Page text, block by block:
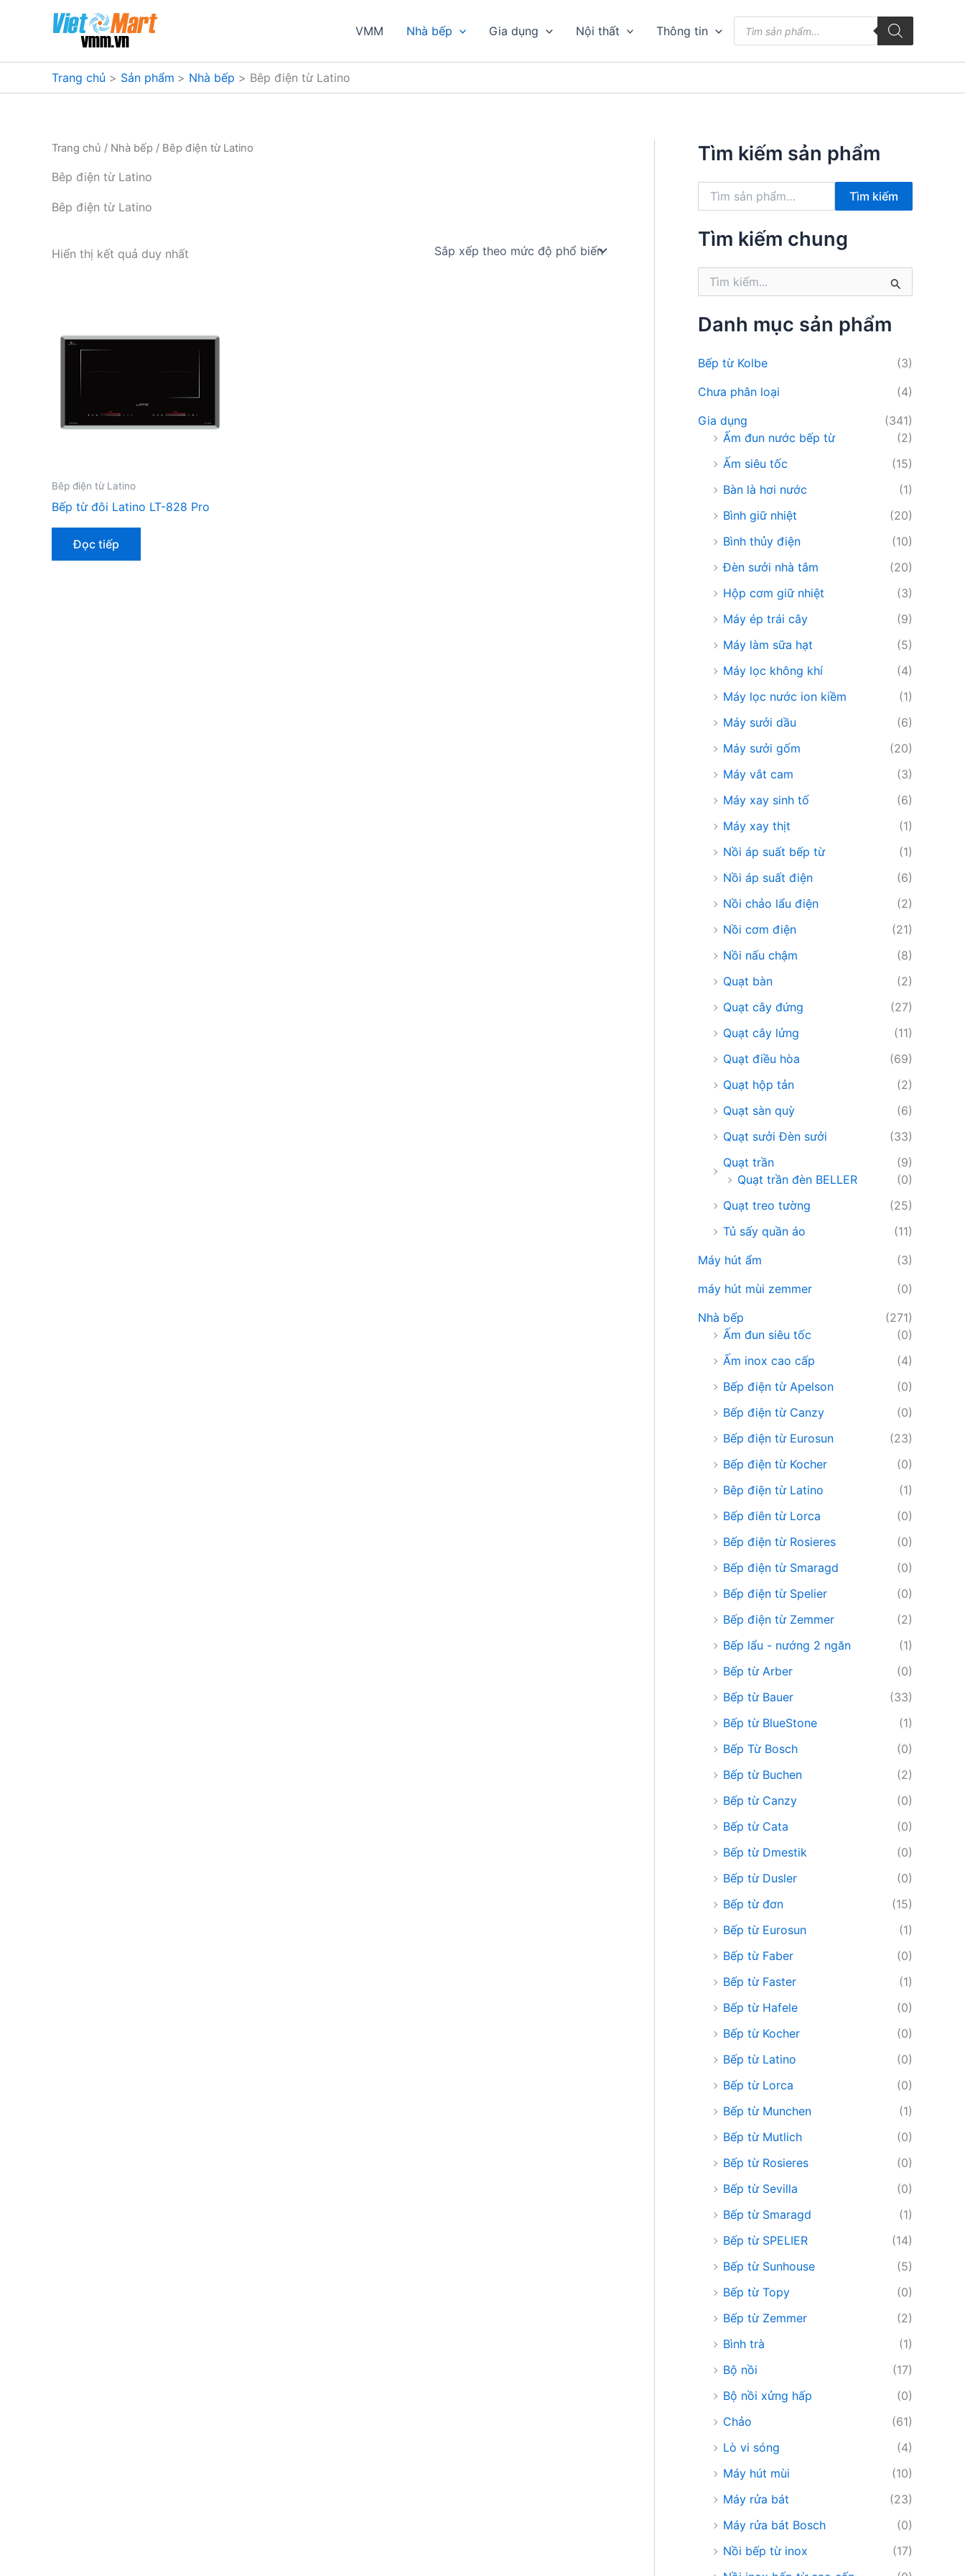
dung
VMM Nhà bếp Gia dụng Nội thất Thông tin
kiếm
phẩm
Trang chủ Sản phẩm Nhà bếp Bêp điện từ Latino
Trang chủ / Nhà bếp / Bêp điện từ Latino
Bêp điện từ Latino
Bêp điện từ Latino
Hiển thị kết quả duy nhất
Bêp điện từ Latino
Bếp từ đôi Latino LT-828 Pro
Đọc tiếp
Tìm kiếm sản phẩm
k
Tìm kiếm
Tìm kiếm chung
k
m
Danh mục sản phẩm
Bếp từ Kolbe
(3)
Chưa phân loại
(4)
Gia dụng
(341)
Ấm đun nước bếp từ
(2)
Ấm siêu tốc
(15)
Bàn là hơi nước
(1)
Bình giữ nhiệt
(20)
Bình thủy điện
(10)
Đèn sưởi nhà tắm
(20)
Hộp cơm giữ nhiệt
(3)
Máy ép trái cây
(9)
Máy làm sữa hạt
(5)
Máy lọc không khí
(4)
Máy lọc nước ion kiềm
(1)
Máy sưởi dầu
(6)
Máy sưởi gốm
(20)
Máy vắt cam
(3)
Máy xay sinh tố
(6)
Máy xay thịt
(1)
Nồi áp suất bếp từ
(1)
Nồi áp suất điện
(6)
Nồi chảo lẩu điện
(2)
Nồi cơm điện
(21)
Nồi nấu chậm
(8)
Quạt bàn
(2)
Quạt cây đứng
(27)
Quạt cây lửng
(11)
Quạt điều hòa
(69)
Quạt hộp tản
(2)
Quạt sàn quỳ
(6)
Quạt sưởi Đèn sưởi
(33)
Quạt trần
(9)
Quạt trần đèn BELLER
(0)
Quạt treo tường
(25)
Tủ sấy quần áo
(11)
Máy hút ẩm
(3)
máy hút mùi zemmer
(0)
Nhà bếp
(271)
Ấm đun siêu tốc
(0)
Ấm inox cao cấp
(4)
Bếp điện từ Apelson
(0)
Bếp điện từ Canzy
(0)
Bếp điện từ Eurosun
(23)
Bếp điện từ Kocher
(0)
Bêp điện từ Latino
(1)
Bếp điên từ Lorca
(0)
Bếp điện từ Rosieres
(0)
Bếp điện từ Smaragd
(0)
Bếp điện từ Spelier
(0)
Bếp điện từ Zemmer
(2)
Bếp lẩu - nướng 2 ngăn
(1)
Bếp từ Arber
(0)
Bếp từ Bauer
(33)
Bếp từ BlueStone
(1)
Bếp Từ Bosch
(0)
Bếp từ Buchen
(2)
Bếp từ Canzy
(0)
Bếp từ Cata
(0)
Bếp từ Dmestik
(0)
Bếp từ Dusler
(0)
Bếp từ đơn
(15)
Bếp từ Eurosun
(1)
Bếp từ Faber
(0)
Bếp từ Faster
(1)
Bếp từ Hafele
(0)
Bếp từ Kocher
(0)
Bếp từ Latino
(0)
Bếp từ Lorca
(0)
Bếp từ Munchen
(1)
Bếp từ Mutlich
(0)
Bếp từ Rosieres
(0)
Bếp từ Sevilla
(0)
Bếp từ Smaragd
(1)
Bếp từ SPELIER
(14)
Bếp từ Sunhouse
(5)
Bếp từ Topy
(0)
Bếp từ Zemmer
(2)
Bình trà
(1)
Bộ nồi
(17)
Bộ nồi xửng hấp
(0)
Chảo
(61)
Lò vi sóng
(4)
Máy hút mùi
(10)
Máy rửa bát
(23)
Máy rửa bát Bosch
(0)
Nồi bếp từ inox
(17)